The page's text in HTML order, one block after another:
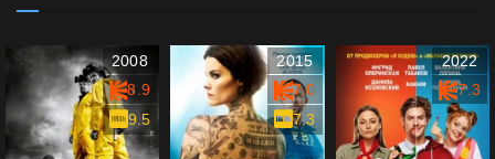
2008
8.9
9.5
2015
7.0
7.3
2022
7.3